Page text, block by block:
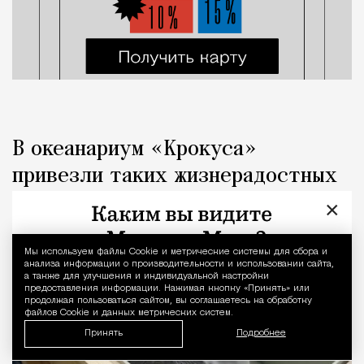
Уведомление
Мы используем файлы Сookie и метрические системы для сбора и
анализа информации о производительности и использовании сайта,
а также для улучшения и индивидуальной настройки
предоставления информации. Нажимая кнопку «Принять» или
продолжая пользоваться сайтом, вы соглашаетесь на обработку
файлов Cookie и данных метрических систем.
Принять Подробнее
В океанариум «Крокуса»
привезли таких жизнерадостных
детенышей байкальской нерпы
×